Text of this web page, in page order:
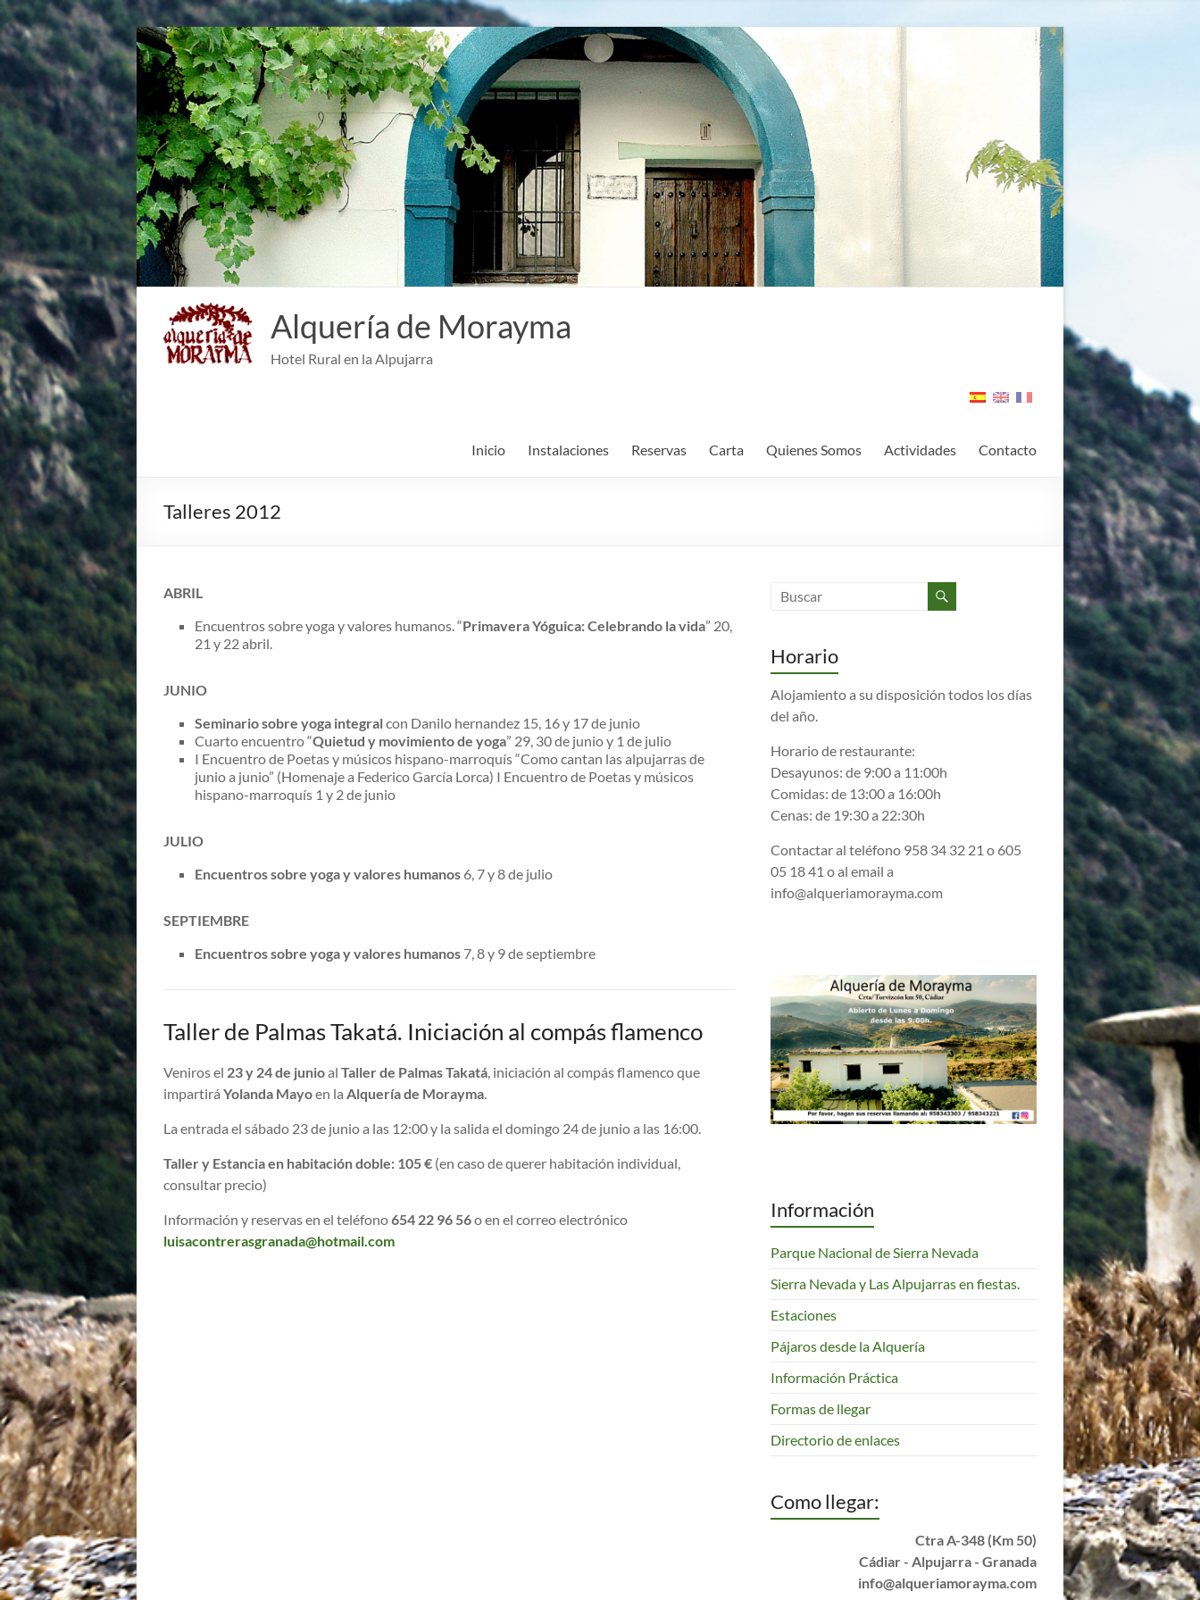
Saltar
al
contenido
Alquería de Morayma
Hotel Rural en la Alpujarra
Inicio Instalaciones Reservas Carta Quienes Somos Actividades Contacto
Talleres 2012
ABRIL
Encuentros sobre yoga y valores humanos. “Primavera Yóguica: Celebrando la vida” 20,
21 y 22 abril.
JUNIO
Seminario sobre yoga integralcon Danilo hernandez 15, 16 y 17 de junio
Cuarto encuentro “Quietud y movimiento de yoga” 29, 30 de junio y 1 de julio
I Encuentro de Poetas y músicos hispano-marroquís “Como cantan las alpujarras de
junio a junio” (Homenaje a Federico García Lorca) I Encuentro de Poetas y músicos
hispano-marroquís 1 y 2 de junio
JULIO
Encuentros sobre yoga y valores humanos 6, 7 y 8 de julio
SEPTIEMBRE
Encuentros sobre yoga y valores humanos 7, 8 y 9 de septiembre
Taller de Palmas Takatá. Iniciación al compás flamenco
Veniros el 23 y 24 de junioal Taller de Palmas Takatá , iniciación al compás flamenco que
impartirá Yolanda Mayoen la Alquería de Morayma
La entrada el sábado 23 de junio a las 12:00 y la salida el domingo 24 de junio a las 16:00.
Taller y Estancia en habitación doble: 105 € (en caso de querer habitación individual,
consultar precio)
Información y reservas en el teléfono654 22 96 56o en el correo electrónico
luisacontrerasgranada@hotmail.com
Horario
Alojamiento a su disposición todos los días
del año.
Horario de restaurante:
Desayunos: de 9:00 a 11:00h
Comidas: de 13:00 a 16:00h
Cenas: de 19:30 a 22:30h
Contactar al teléfono 958 34 32 21 o 605
05 18 41 o al email a
info@alqueriamorayma.com
Información
Parque Nacional de Sierra Nevada
Sierra Nevada y Las Alpujarras en fiestas.
Estaciones
Pájaros desde la Alquería
Información Práctica
Formas de llegar
Ctra A-348 (Km 50)